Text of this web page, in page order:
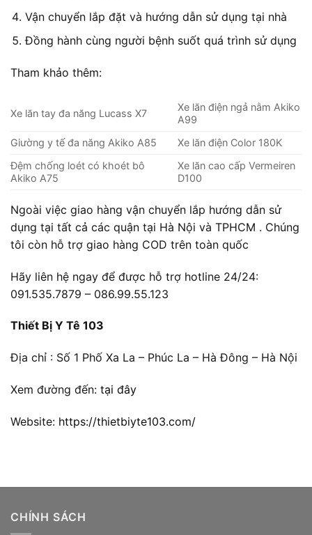
Vận chuyển lắp đặt và hướng dẫn sử dụng tại nhà
Đồng hành cùng người bệnh suốt quá trình sử dụng
Tham khảo thêm:
Xe lăn tay đa năng Lucass X7
Xe lăn điện ngả nằm Akiko
A99
Giường y tế đa năng Akiko A85
Xe lăn điện Color 180K
Đệm chống loét có khoét bô
Akiko A75
Xe lăn cao cấp Vermeiren
D100
Ngoài việc giao hàng vận chuyển lắp hướng dẫn sử
dụng tại tất cả các quận tại Hà Nội và TPHCM . Chúng
tôi còn hỗ trợ giao hàng COD trên toàn quốc
Hãy liên hệ ngay để được hỗ trợ hotline 24/24:
091.535.7879 – 086.99.55.123
Thiết Bị Y Tê 103
Địa chỉ : Số 1 Phố Xa La – Phúc La – Hà Đông – Hà Nội
Xem đường đến: tại đây
Website: https://thietbiyte103.com/
CHÍNH SÁCH